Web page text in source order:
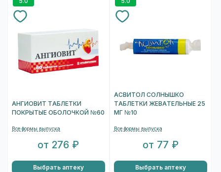
АНГИОВИТ ТАБЛЕТКИ
ПОКРЫТЫЕ ОБОЛОЧКОЙ №60
Все формы выпуска
от 276 ₽
Выбрать аптеку
АСВИТОЛ СОЛНЫШКО
ТАБЛЕТКИ ЖЕВАТЕЛЬНЫЕ 25
МГ №10
Все формы выпуска
от 77 ₽
Выбрать аптеку